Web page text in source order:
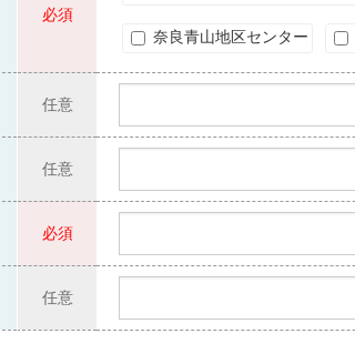
必須
奈良青山地区センター
任意
任意
必須
任意